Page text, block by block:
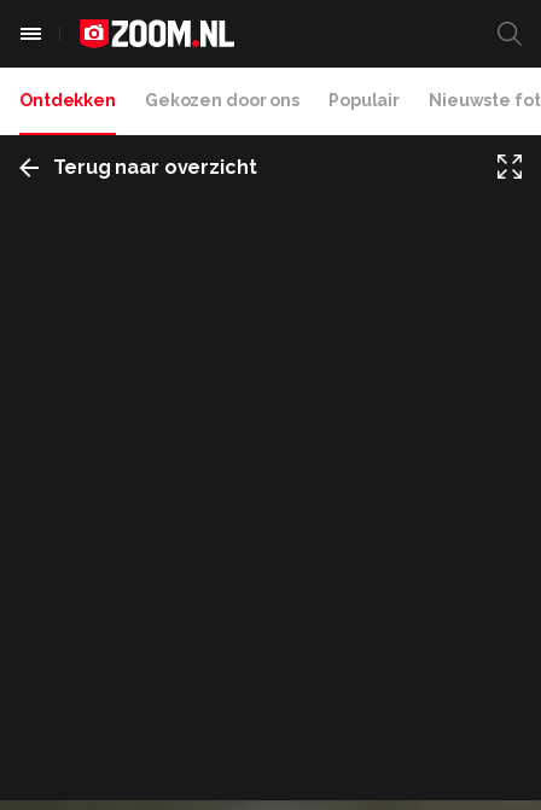
Ontdekken Gekozen door ons Populair Nieuwste
Terug naar overzicht